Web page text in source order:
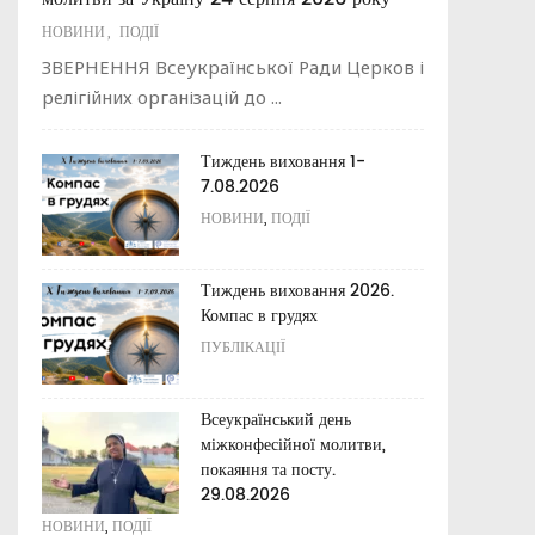
НОВИНИ ПОДІЇ
ЗВЕРНЕННЯ Всеукраїнської Ради Церков і
релігійних організацій до ...
Тиждень виховання 1-
7.08.2026
НОВИНИ, ПОДІЇ
Тиждень виховання 2026.
Компас в грудях
ПУБЛІКАЦІЇ
Всеукраїнський день
міжконфесійної молитви,
покаяння та посту.
29.08.2026
НОВИНИ, ПОДІЇ
ПУБЛІКАЦІЇ
С.В. Скрипнікова "Основні принципи
католицького сімейного виховання"
ПУБЛІКАЦІЇ
системі сучасній освіті
України
ПУБЛІКАЦІЇ
освіти РКЦ
ПУБЛІКАЦІЇ
ПУБЛІКАЦІЇ
Василій Великий До юнаків про те, як ...
Апостольські повчання
Католицькі заклади освіти
ПУБЛІКАЦІЇ
Базові документи сучасної
ПУБЛІКАЦІЇ